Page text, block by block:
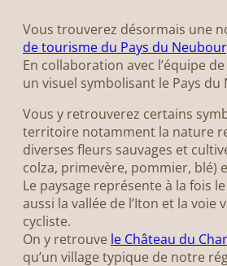
Vous trouverez désormais une
de tourisme du Pays du
En collaboration avec l’équipe de
un visuel symbolisant le Pays du
Vous y retrouverez certains
territoire notamment la nature
diverses fleurs sauvages et
colza, primevère, pommier, blé)
Le paysage représente à la fois
aussi la vallée de l’Iton et la voie
cycliste.
On y retrouve le Château du
qu’un village typique de notre